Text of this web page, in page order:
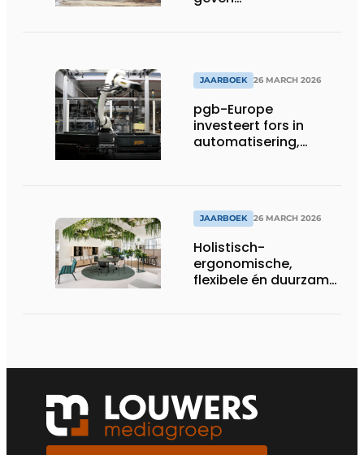
JAARBOEK 26 MARCH 2026
pgb-Europe
investeert fors in
automatisering,
JAARBOEK 26 MARCH 2026
Holistisch-
ergonomische,
flexibele én duurzame